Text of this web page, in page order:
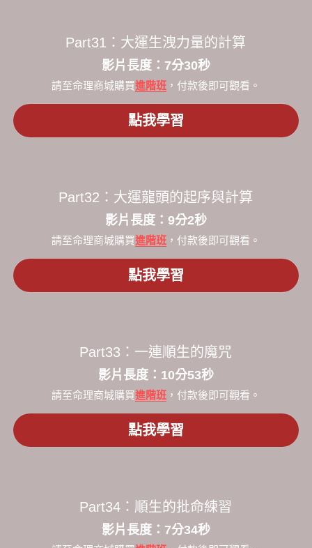
Part31：大運生洩力量的計算
​影片長度：7分30秒​
請至命理商城購買進階班，付款後即可觀看。
點我學習
Part32：大運龍頭的起序與計算
​影片長度：9分2秒​
請至命理商城購買進階班，付款後即可觀看。
點我學習
Part33：一連順生的魔咒
​影片長度：10分53秒​
請至命理商城購買進階班，付款後即可觀看。
點我學習
Part34：順生的批命練習
​影片長度：7分34秒​